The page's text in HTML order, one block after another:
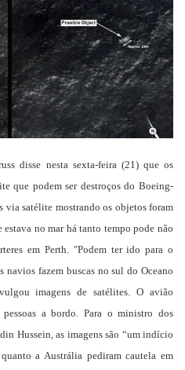
disse nesta sexta-feira (21) que os
que podem ser destroços do Boeing-
via satélite mostrando os objetos foram
no mar há tanto tempo pode não
em Perth. "Podem ter ido para o
navios fazem buscas no sul do Oceano
imagens de satélites. O avião
a bordo. Para o ministro dos
Hussein, as imagens são “um indício
a Austrália pediram cautela em